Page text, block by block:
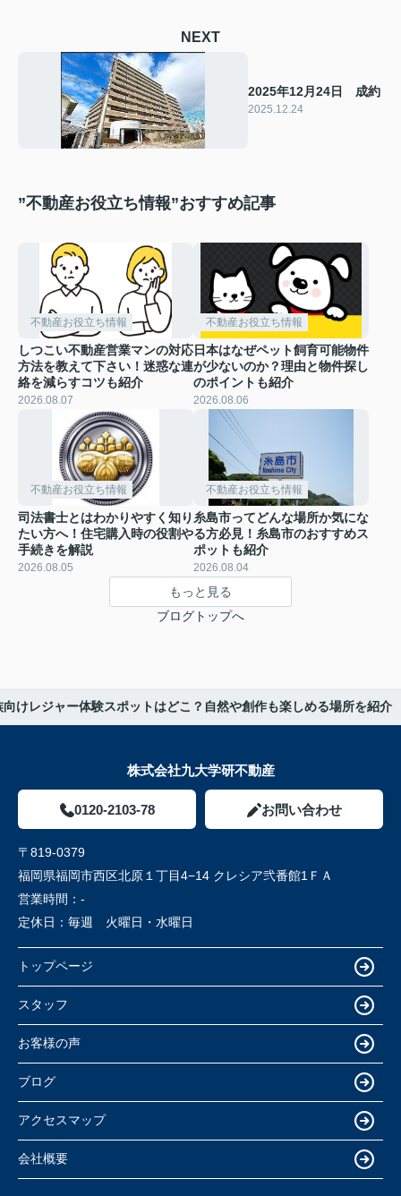
NEXT
2025年12月24日 成約
2025.12.24
”不動産お役立ち情報”おすすめ記事
不動産お役立ち情報
しつこい不動産営業マンの対応
方法を教えて下さい！迷惑な連
絡を減らすコツも紹介
2026.08.07
不動産お役立ち情報
日本はなぜペット飼育可能物件
が少ないのか？理由と物件探し
のポイントも紹介
2026.08.06
不動産お役立ち情報
司法書士とはわかりやすく知り
たい方へ！住宅購入時の役割や
手続きを解説
2026.08.05
不動産お役立ち情報
糸島市ってどんな場所か気にな
る方必見！糸島市のおすすめス
ポットも紹介
2026.08.04
もっと見る
ブログトップへ
向けレジャー体験スポットはどこ？自然や創作も楽しめる場所を紹介
株式会社九大学研不動産
0120-2103-78 お問い合わせ
〒819-0379
福岡県福岡市西区北原１丁目4−14 クレシア弐番館1ＦＡ
営業時間： -
定休日： 毎週 火曜日・水曜日
トップページ
スタッフ
お客様の声
ブログ
アクセスマップ
会社概要